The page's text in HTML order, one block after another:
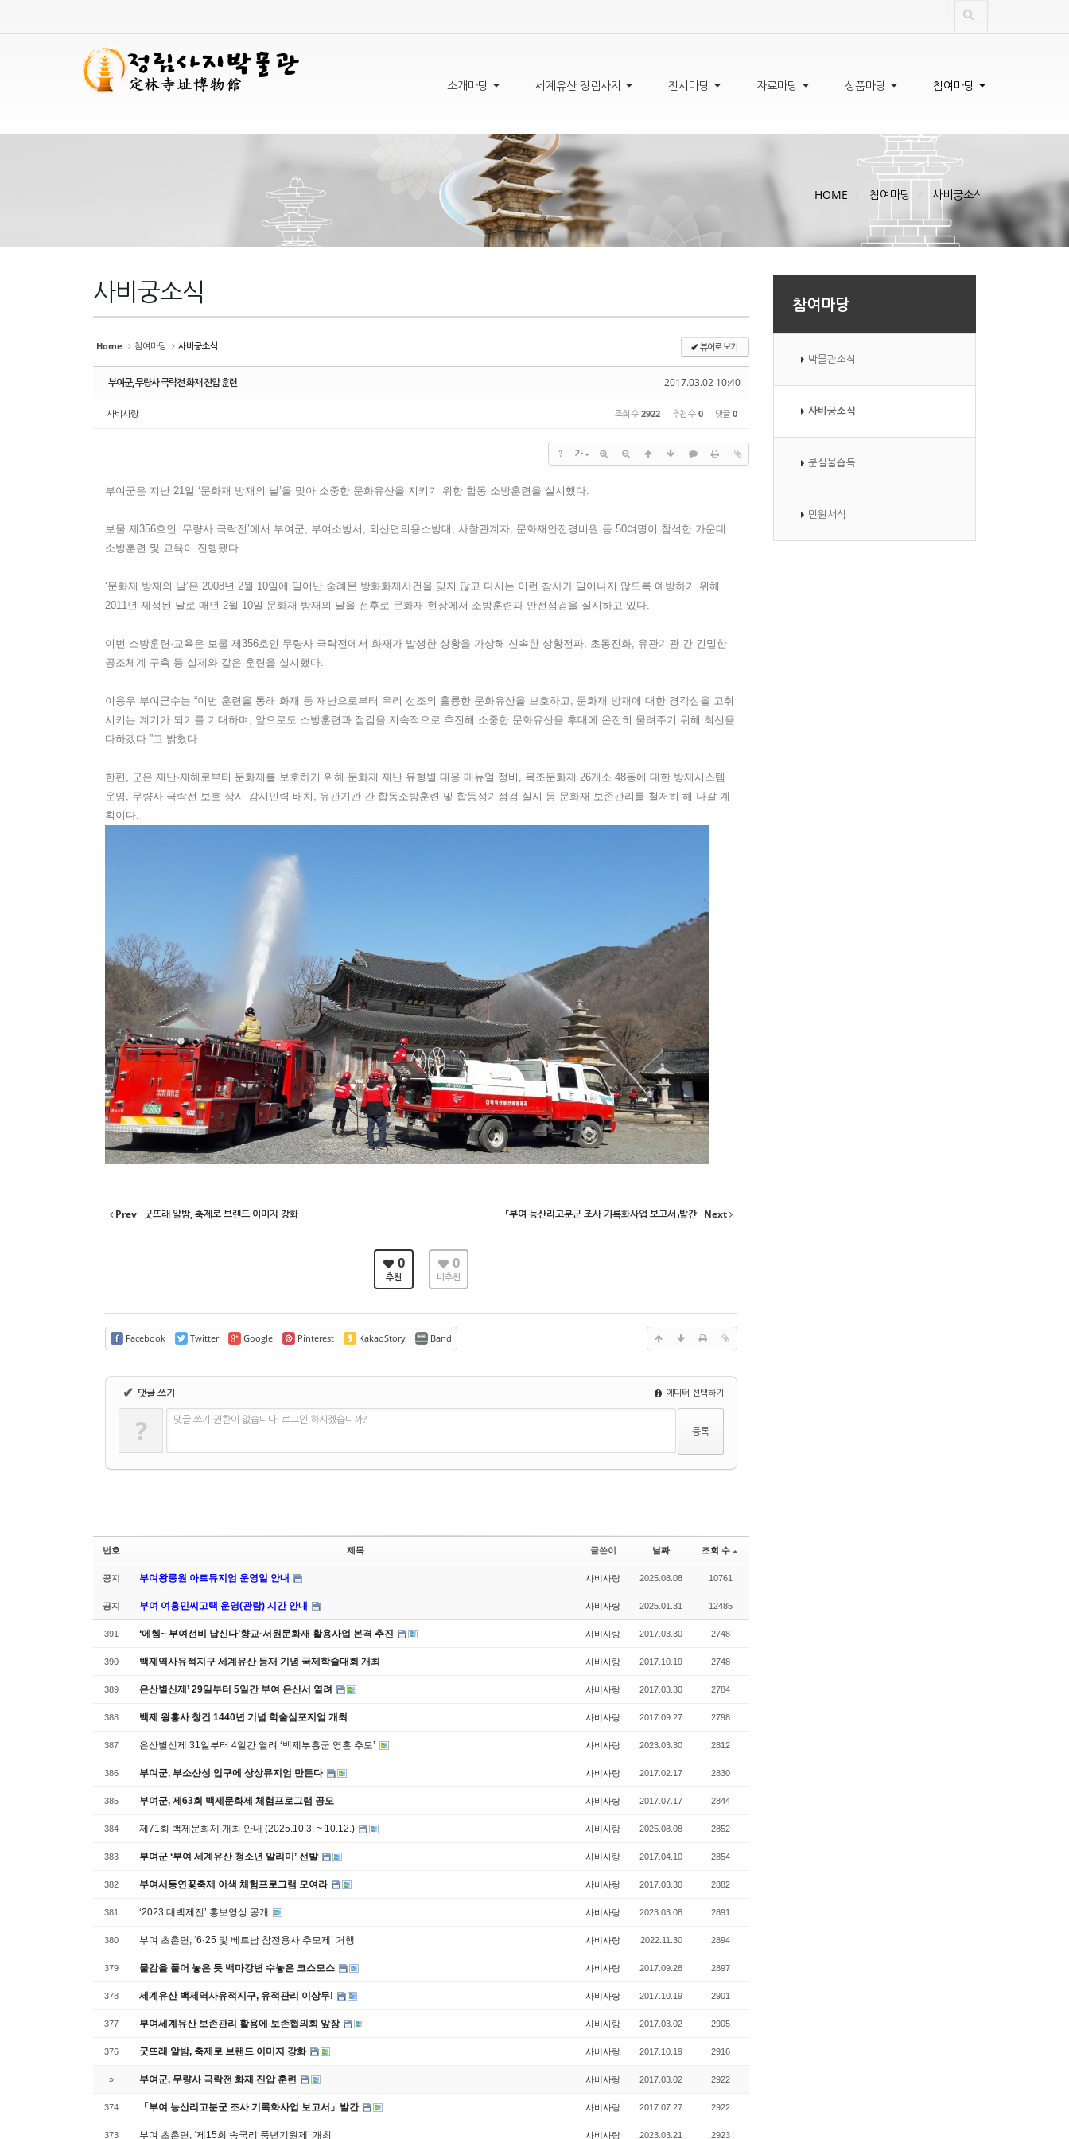
소개마당 세계유산 정림사지 전시마당 자료마당 상품마당 참여마당
HOME 참여마당 사비궁소식
사비궁소식
Home 참여마당 사비궁소식 ✔뷰어로 보기
2017.03.02 10:40
부여군, 무량사 극락전 화재 진압 훈련
사비사랑 조회 수 2922 추천 수 0 댓글 0
? 가
부여군은 지난 21일 ‘문화재 방재의 날’을 맞아 소중한 문화유산을 지키기 위한 합동 소방훈련을 실시했다.
보물 제356호인 ‘무량사 극락전’에서 부여군, 부여소방서, 외산면의용소방대, 사찰관계자, 문화재안전경비원 등 50여명이 참석한 가운데
소방훈련 및 교육이 진행됐다.
‘문화재 방재의 날’은 2008년 2월 10일에 일어난 숭례문 방화화재사건을 잊지 않고 다시는 이런 참사가 일어나지 않도록 예방하기 위해
2011년 제정된 날로 매년 2월 10일 문화재 방재의 날을 전후로 문화재 현장에서 소방훈련과 안전점검을 실시하고 있다.
이번 소방훈련·교육은 보물 제356호인 무량사 극락전에서 화재가 발생한 상황을 가상해 신속한 상황전파, 초동진화, 유관기관 간 긴밀한
공조체계 구축 등 실제와 같은 훈련을 실시했다.
이용우 부여군수는 “이번 훈련을 통해 화재 등 재난으로부터 우리 선조의 훌륭한 문화유산을 보호하고, 문화재 방재에 대한 경각심을 고취
시키는 계기가 되기를 기대하며, 앞으로도 소방훈련과 점검을 지속적으로 추진해 소중한 문화유산을 후대에 온전히 물려주기 위해 최선을
다하겠다.”고 밝혔다.
한편, 군은 재난·재해로부터 문화재를 보호하기 위해 문화재 재난 유형별 대응 매뉴얼 정비, 목조문화재 26개소 48동에 대한 방재시스템
운영, 무량사 극락전 보호 상시 감시인력 배치, 유관기관 간 합동소방훈련 및 합동정기점검 실시 등 문화재 보존관리를 철저히 해 나갈 계
획이다.
Prev 굿뜨래 알밤, 축제로 브랜드 이미지 강화 「부여 능산리고분군 조사 기록화사업 보고서」발간 Next
0
추천
0
비추천
Facebook Twitter Google Pinterest KakaoStory Band
✔ 댓글 쓰기 에디터 선택하기
? 댓글 쓰기 권한이 없습니다. 로그인 하시겠습니까?
번호 제목 글쓴이 날짜 조회 수
공지 부여왕릉원 아트뮤지엄 운영일 안내 사비사랑 2025.08.08 10761
공지 부여 여흥민씨고택 운영(관람) 시간 안내 사비사랑 2025.01.31 12485
391 ‘에헴~ 부여선비 납신다’향교·서원문화재 활용사업 본격 추진 사비사랑 2017.03.30 2748
390 백제역사유적지구 세계유산 등재 기념 국제학술대회 개최 사비사랑 2017.10.19 2748
389 은산별신제’ 29일부터 5일간 부여 은산서 열려 사비사랑 2017.03.30 2784
388 백제 왕흥사 창건 1440년 기념 학술심포지엄 개최 사비사랑 2017.09.27 2798
387 은산별신제 31일부터 4일간 열려 ‘백제부흥군 영혼 추모’ 사비사랑 2023.03.30 2812
386 부여군, 부소산성 입구에 상상뮤지엄 만든다 사비사랑 2017.02.17 2830
385 부여군, 제63회 백제문화제 체험프로그램 공모 사비사랑 2017.07.17 2844
384 제71회 백제문화제 개최 안내 (2025.10.3. ~ 10.12.) 사비사랑 2025.08.08 2852
383 부여군 ‘부여 세계유산 청소년 알리미’ 선발 사비사랑 2017.04.10 2854
382 부여서동연꽃축제 이색 체험프로그램 모여라 사비사랑 2017.03.30 2882
381 ‘2023 대백제전’ 홍보영상 공개 사비사랑 2023.03.08 2891
380 부여 초촌면, ‘6·25 및 베트남 참전용사 추모제’ 거행 사비사랑 2022.11.30 2894
379 물감을 풀어 놓은 듯 백마강변 수놓은 코스모스 사비사랑 2017.09.28 2897
378 세계유산 백제역사유적지구, 유적관리 이상무! 사비사랑 2017.10.19 2901
377 부여세계유산 보존관리 활용에 보존협의회 앞장 사비사랑 2017.03.02 2905
376 굿뜨래 알밤, 축제로 브랜드 이미지 강화 사비사랑 2017.10.19 2916
» 부여군, 무량사 극락전 화재 진압 훈련 사비사랑 2017.03.02 2922
374 「부여 능산리고분군 조사 기록화사업 보고서」발간 사비사랑 2017.07.27 2922
373 부여 초촌면, ‘제15회 송국리 풍년기원제’ 개최 사비사랑 2023.03.21 2923
참여마당
박물관소식
사비궁소식
분실물습득
민원서식
스케치북5
Sketchbook5,
스케치북5
스케치북5
Sketchbook5,
스케치북5